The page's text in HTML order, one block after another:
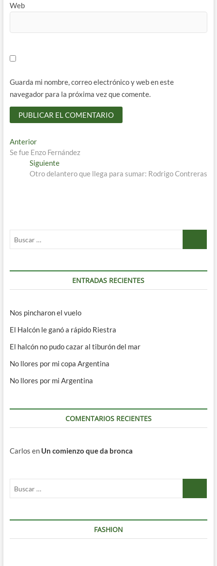
Web
Guarda mi nombre, correo electrónico y web en este
navegador para la próxima vez que comente.
Navegación
de
entradas
AnteriorEntrada
anterior:
Se fue Enzo Fernández
SiguienteEntrada
siguiente:
Otro delantero que llega para sumar: Rodrigo Contreras
ENTRADAS RECIENTES
Nos pincharon el vuelo
El Halcón le ganó a rápido Riestra
El halcón no pudo cazar al tiburón del mar
No llores por mi copa Argentina
No llores por mi Argentina
COMENTARIOS RECIENTES
Carlos en Un comienzo que da bronca
FASHION